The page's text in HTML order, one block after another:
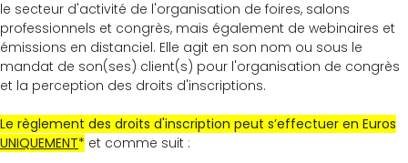
le secteur d'activité de l'organisation de foires, salons
professionnels et congrès, mais également de webinaires et
émissions en distanciel. Elle agit en son nom ou sous le
mandat de son(ses) client(s) pour l'organisation de congrès
et la perception des droits d'inscriptions.
Le règlement des droits d'inscription peut s’effectuer en Euros
UNIQUEMENT* et comme suit :